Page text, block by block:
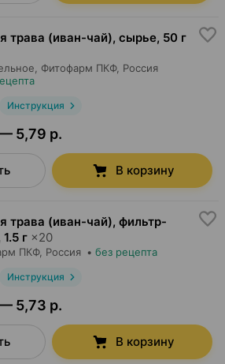
трава (иван-чай), сырье, 50 г
Фитофарм ПКФ, Россия
Инструкция
5,79 р.
В корзину
трава (иван-чай), фильтр-
1.5 г ×20
ПКФ, Россия • без рецепта
Инструкция
5,73 р.
В корзину